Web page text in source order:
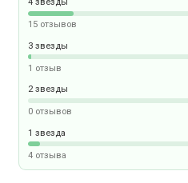
15 отзывов
3 звезды
1 отзыв
2 звезды
0 отзывов
1 звезда
4 отзыва